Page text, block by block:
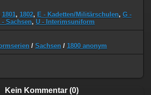
1801, 1802, E - Kadetten/Militärschulen, G -
- Sachsen, U - Interimsuniform
/ Sachsen / 1800 anonym
Kein Kommentar (0)